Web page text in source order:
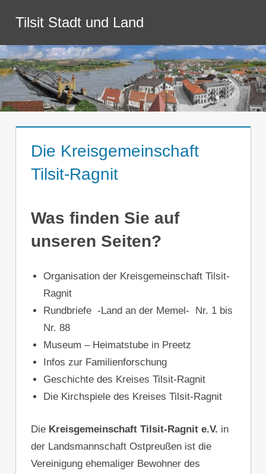
Inhalt
springen
Tilsit Stadt und Land
Die Kreisgemeinschaft
Tilsit-Ragnit
Was finden Sie auf
unseren Seiten?
Organisation der Kreisgemeinschaft Tilsit-
Ragnit
Rundbriefe -Land an der Memel- Nr. 1 bis
Nr. 88
Museum – Heimatstube in Preetz
Infos zur Familienforschung
Geschichte des Kreises Tilsit-Ragnit
Die Kirchspiele des Kreises Tilsit-Ragnit
Die Kreisgemeinschaft Tilsit-Ragnit e.V. in
der Landsmannschaft Ostpreußen ist die
Vereinigung ehemaliger Bewohner des